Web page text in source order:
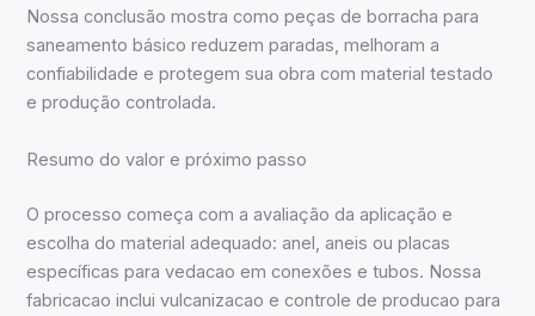
Nossa conclusão mostra como peças de borracha para
saneamento básico reduzem paradas, melhoram a
confiabilidade e protegem sua obra com material testado
e produção controlada.
Resumo do valor e próximo passo
O processo começa com a avaliação da aplicação e
escolha do material adequado: anel, aneis ou placas
específicas para vedacao em conexões e tubos. Nossa
fabricacao inclui vulcanizacao e controle de producao para